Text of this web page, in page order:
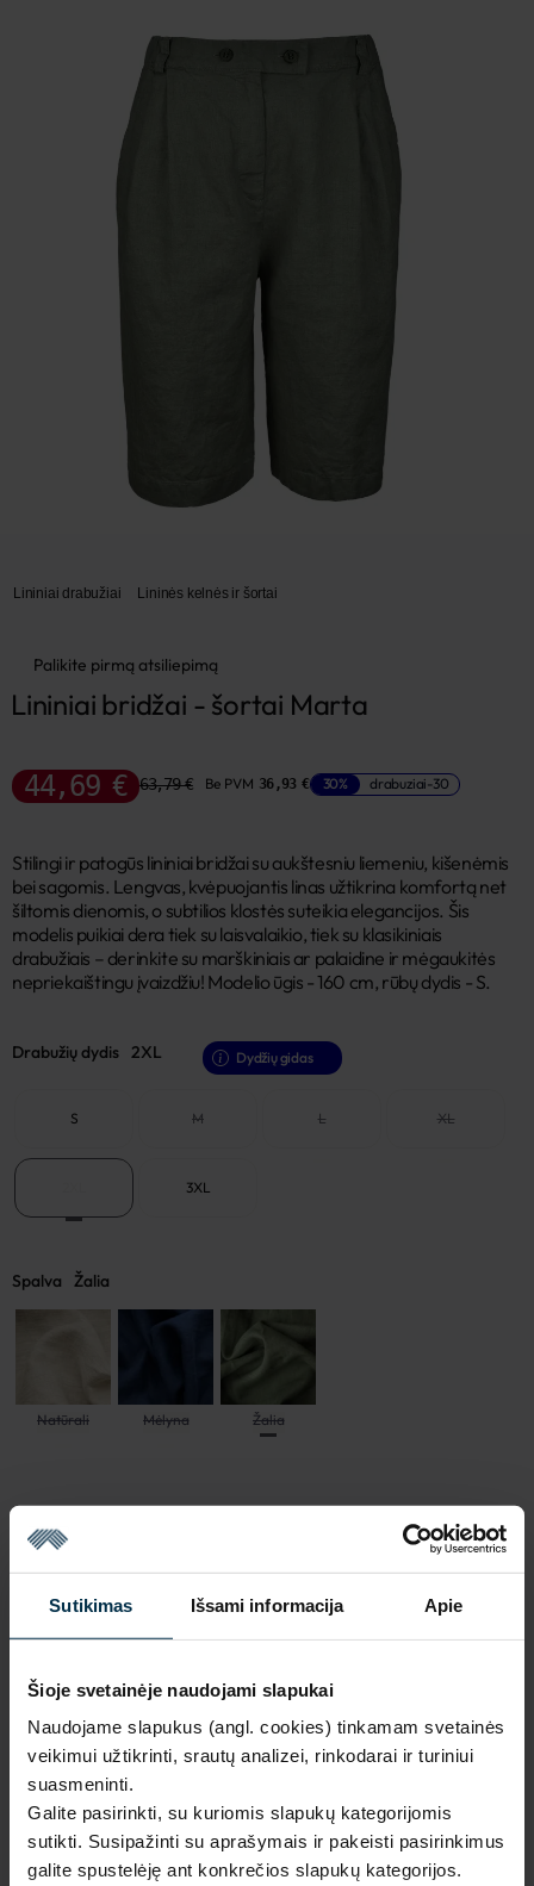
Sutikimas Išsami informacija Apie
Šioje svetainėje naudojami slapukai
Naudojame slapukus (angl. cookies) tinkamam svetainės
veikimui užtikrinti, srautų analizei, rinkodarai ir turiniui
suasmeninti.
Galite pasirinkti, su kuriomis slapukų kategorijomis
sutikti. Susipažinti su aprašymais ir pakeisti pasirinkimus
galite spustelėję ant konkrečios slapukų kategorijos.
Lininiai drabužiai Lininės kelnės ir šortai
Palikite pirmą atsiliepimą
Lininiai bridžai - šortai Marta
44,69 € 63,79 € Be PVM 36,93 € 30% drabuziai-30
Stilingi ir patogūs lininiai bridžai su aukštesniu liemeniu, kišenėmis
bei sagomis. Lengvas, kvėpuojantis linas užtikrina komfortą net
šiltomis dienomis, o subtilios klostės suteikia elegancijos. Šis
modelis puikiai dera tiek su laisvalaikio, tiek su klasikiniais
drabužiais – derinkite su marškiniais ar palaidine ir mėgaukitės
nepriekaištingu įvaizdžiu! Modelio ūgis - 160 cm, rūbų dydis - S.
Drabužių dydis 2XL Dydžių gidas
S M L XL
3XL
Spalva Žalia
Natūrali Mėlyna Žalia
Išparduota
NAUDINGA ŽINOTI
Išparduota
Garantija - 2 metai Žiūrėti garantiją
Grąžinimas - 14 dienų
Žiūrėti grąžinimo politiką